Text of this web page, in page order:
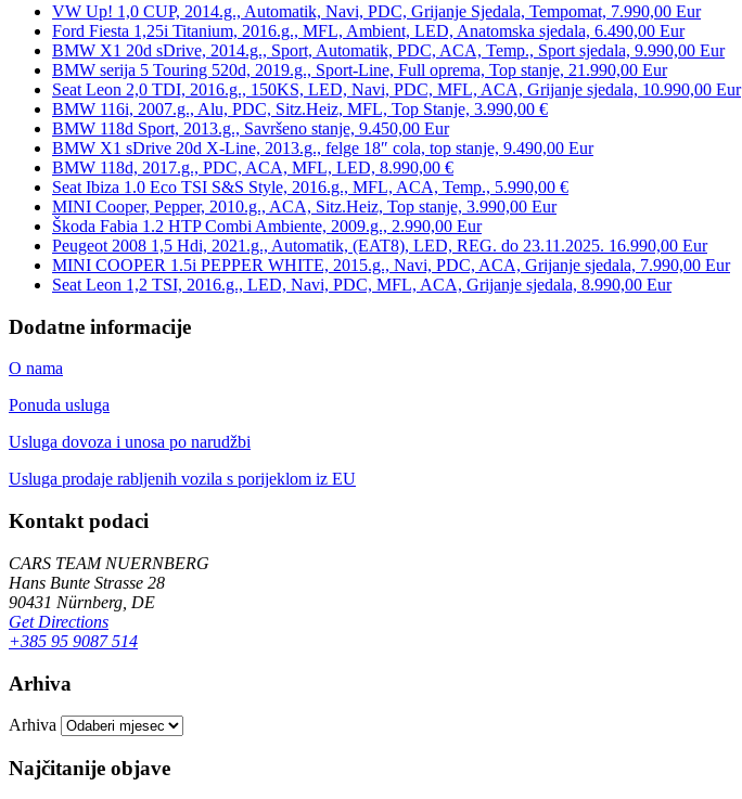
VW Up! 1,0 CUP, 2014.g., Automatik, Navi, PDC, Grijanje Sjedala, Tempomat, 7.990,00 Eur
Ford Fiesta 1,25i Titanium, 2016.g., MFL, Ambient, LED, Anatomska sjedala, 6.490,00 Eur
BMW X1 20d sDrive, 2014.g., Sport, Automatik, PDC, ACA, Temp., Sport sjedala, 9.990,00 Eur
BMW serija 5 Touring 520d, 2019.g., Sport-Line, Full oprema, Top stanje, 21.990,00 Eur
Seat Leon 2,0 TDI, 2016.g., 150KS, LED, Navi, PDC, MFL, ACA, Grijanje sjedala, 10.990,00 Eur
BMW 116i, 2007.g., Alu, PDC, Sitz.Heiz, MFL, Top Stanje, 3.990,00 €
BMW 118d Sport, 2013.g., Savršeno stanje, 9.450,00 Eur
BMW X1 sDrive 20d X-Line, 2013.g., felge 18″ cola, top stanje, 9.490,00 Eur
BMW 118d, 2017.g., PDC, ACA, MFL, LED, 8.990,00 €
Seat Ibiza 1.0 Eco TSI S&S Style, 2016.g., MFL, ACA, Temp., 5.990,00 €
MINI Cooper, Pepper, 2010.g., ACA, Sitz.Heiz, Top stanje, 3.990,00 Eur
Škoda Fabia 1.2 HTP Combi Ambiente, 2009.g., 2.990,00 Eur
Peugeot 2008 1,5 Hdi, 2021.g., Automatik, (EAT8), LED, REG. do 23.11.2025. 16.990,00 Eur
MINI COOPER 1.5i PEPPER WHITE, 2015.g., Navi, PDC, ACA, Grijanje sjedala, 7.990,00 Eur
Seat Leon 1,2 TSI, 2016.g., LED, Navi, PDC, MFL, ACA, Grijanje sjedala, 8.990,00 Eur
Dodatne informacije
O nama
Ponuda usluga
Usluga dovoza i unosa po narudžbi
Usluga prodaje rabljenih vozila s porijeklom iz EU
Kontakt podaci
CARS TEAM NUERNBERG
Hans Bunte Strasse 28
90431 Nürnberg, DE
Get Directions
+385 95 9087 514
Arhiva
Arhiva
Najčitanije objave